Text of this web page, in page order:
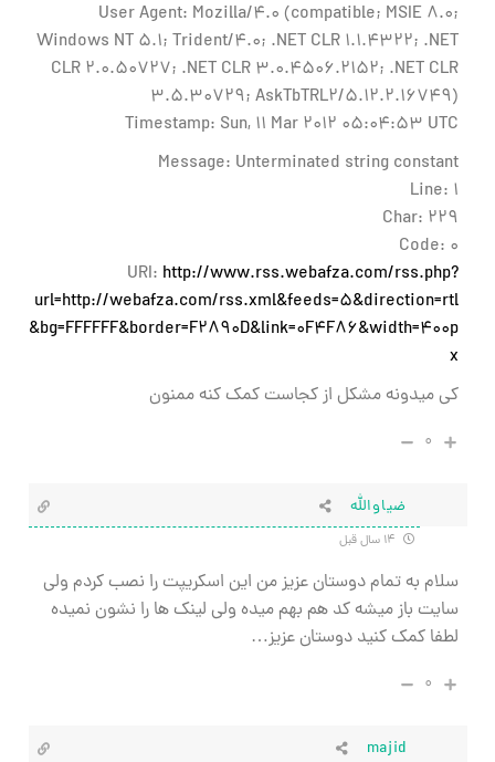
User Agent: Mozilla/4.0 (compatible; MSIE 8.0;
Windows NT 5.1; Trident/4.0; .NET CLR 1.1.4322; .NET
CLR 2.0.50727; .NET CLR 3.0.4506.2152; .NET CLR
3.5.30729; AskTbTRL2/5.12.2.16749)
Timestamp: Sun, 11 Mar 2012 05:04:53 UTC
Message: Unterminated string constant
Line: 1
Char: 229
Code: 0
URI: http://www.rss.webafza.com/rss.php?
url=http://webafza.com/rss.xml&feeds=5&direction=rtl
&bg=FFFFFF&border=F2890D&link=0F4F86&width=400p
x
کی میدونه مشکل از کجاست کمک کنه ممنون
۰
ضیاوالله
سلام به تمام دوستان عزیز من این اسکریپت را نصب کردم ولی
سایت باز میشه کد هم بهم میده ولی لینک ها را نشون نمیده
لطفا کمک کنید دوستان عزیز…
۰
majid